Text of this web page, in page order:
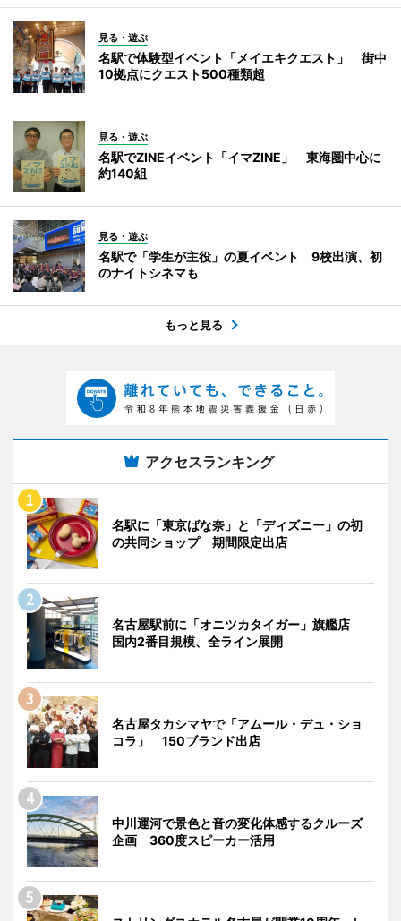
見る・遊ぶ
名駅で体験型イベント「メイエキクエスト」 街中
10拠点にクエスト500種類超
見る・遊ぶ
名駅でZINEイベント「イマZINE」 東海圏中心に
約140組
見る・遊ぶ
名駅で「学生が主役」の夏イベント 9校出演、初
のナイトシネマも
もっと見る
アクセスランキング
名駅に「東京ばな奈」と「ディズニー」の初
の共同ショップ 期間限定出店
名古屋駅前に「オニツカタイガー」旗艦店
国内2番目規模、全ライン展開
名古屋タカシマヤで「アムール・デュ・ショ
コラ」 150ブランド出店
中川運河で景色と音の変化体感するクルーズ
企画 360度スピーカー活用